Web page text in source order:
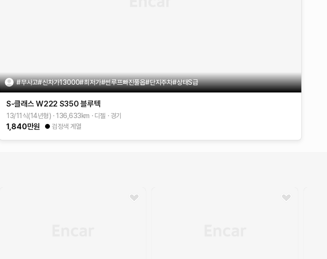
#무사고#신차가13000#최저가#썬루프빠진풀옵#단지주차#상태S급
S-클래스 W222 S350 블루텍
13/11식(14년형) 136,633km 디젤 경기
1,840만원 검정색 계열